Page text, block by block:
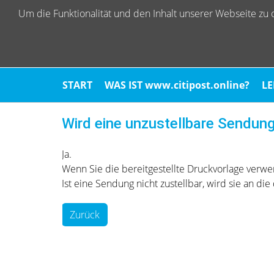
START WAS IST www.citipost.online?
Wird eine unzustellbare
Ja.
Wenn Sie die bereitgestellte Druckvorlage
Ist eine Sendung nicht zustellbar, wird sie an
Zurück
Um die Funktionalität und den Inhalt unserer Webseite